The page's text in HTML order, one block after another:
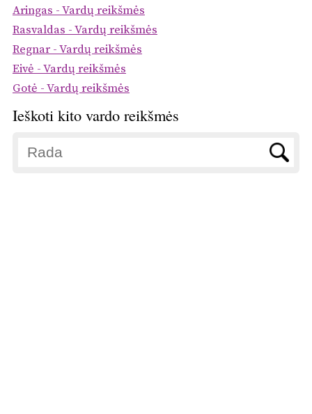
Aringas - Vardų reikšmės
Rasvaldas - Vardų reikšmės
Regnar - Vardų reikšmės
Eivė - Vardų reikšmės
Gotė - Vardų reikšmės
Ieškoti kito vardo reikšmės